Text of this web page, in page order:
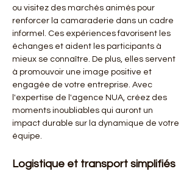
ou visitez des marchés animés pour
renforcer la camaraderie dans un cadre
informel. Ces expériences favorisent les
échanges et aident les participants à
mieux se connaître. De plus, elles servent
à promouvoir une image positive et
engagée de votre entreprise. Avec
l'expertise de l'agence NUA, créez des
moments inoubliables qui auront un
impact durable sur la dynamique de votre
équipe.
Logistique et transport simplifiés